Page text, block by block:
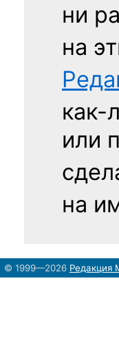
ни
на
как-
или
на
© 1999—2026 Редакция